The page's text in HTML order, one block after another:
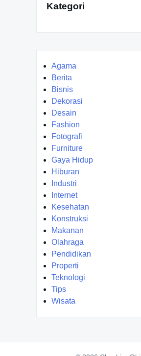
Kategori
Agama
Berita
Bisnis
Dekorasi
Desain
Fashion
Fotografi
Furniture
Gaya Hidup
Hiburan
Industri
Internet
Kesehatan
Konstruksi
Makanan
Olahraga
Pendidikan
Properti
Teknologi
Tips
Wisata